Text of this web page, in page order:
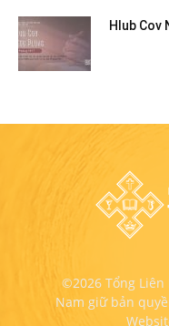
Hlub Cov
©2026 Tổng Liên
Nam giữ bản